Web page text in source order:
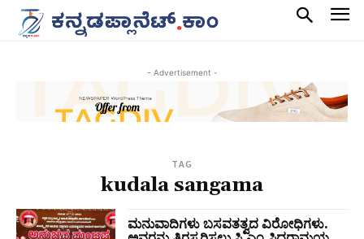
- Advertisement -
TAG
kudala sangama
ಮನುವಾದಿಗಳು ಬಸವತತ್ವದ ವಿರೋಧಿಗಳು.